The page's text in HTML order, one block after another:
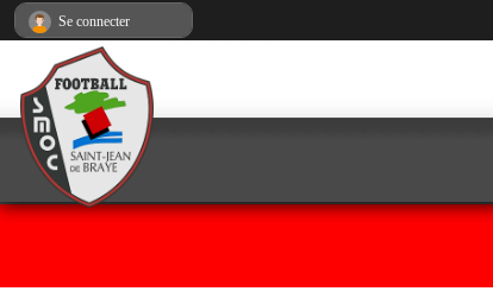
Se connecter
Panneau de gestion des cookies